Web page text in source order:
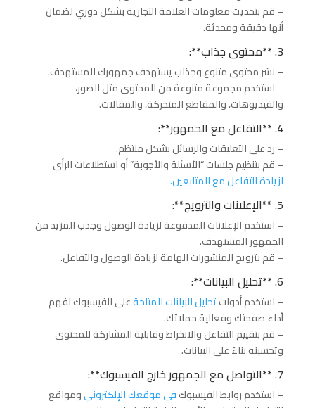
– قم بتحديث معلومات العلامة التجارية بشكل دوري لضمان
أنها دقيقة ومحدثة.
3. **محتوى جذاب**:
– نشر محتوى متنوع وجذاب يستهدف جمهورك المستهدف.
– استخدم مجموعة متنوعة من المحتوى مثل الصور،
والفيديوهات، والمقاطع المتحركة، والمقالات.
4. **التفاعل مع الجمهور**:
– رد على التعليقات والرسائل بشكل منتظم.
– قم بتنظيم جلسات “الأسئلة والأجوبة” أو استطلاعات الرأي
لزيادة التفاعل مع المتابعين.
5. **الإعلانات والترويج**:
– استخدم الإعلانات المدفوعة لزيادة الوصول وجذب المزيد من
الجمهور المستهدف.
– قم بترويج المنشورات الهامة لزيادة الوصول والتفاعل.
6. **تحليل البيانات**:
– استخدم أدواتتحليل البيانات المتاحةعلى الفيسبوك لفهم
أداء صفحتك وفعالية حملاتك.
– قم بتقييم التفاعل والانخراط وقابلية المشاركة للمحتوى
وتحسينه بناءً على البيانات.
7. **التواصل مع الجمهور خارج الفيسبوك**:
– استخدم روابط الفيسبوكفي موقعك الإلكترونيومواقع